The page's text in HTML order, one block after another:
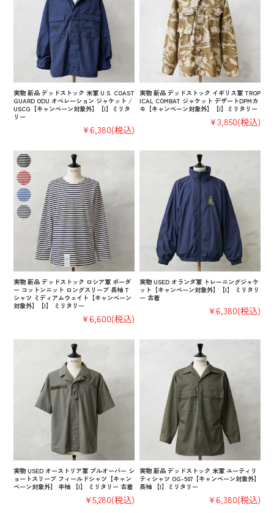
実物 新品 デッドストック 米軍 U.S. COAST
GUARD ODU オペレーション ジャケット /
USCG【キャンペーン対象外】【I】ミリタ
リー
¥6,380(税込)
実物 新品 デッドストック イギリス軍 TROP
ICAL COMBAT ジャケット デザートDPMカ
モ【キャンペーン対象外】【I】ミリタリー
¥3,850(税込)
実物 新品 デッドストック ロシア軍 ボーダ
ー コットンニット ロングスリーブ 長袖 T
シャツ ミディアムウェイト【キャンペーン
対象外】【I】 ミリタリー
¥6,600(税込)
実物 USED オランダ軍 トレーニングジャケ
ット【キャンペーン対象外】【I】 ミリタリ
ー 古着
¥6,380(税込)
実物 USED オーストリア軍 プルオーバー シ
ョートスリーブ フィールドシャツ【キャン
ペーン対象外】 半袖 【I】 ミリタリー 古着
¥5,280(税込)
実物 新品 デッドストック 米軍 ユーティリ
ティシャツ OG-507【キャンペーン対象外】
長袖 【I】ミリタリー
¥6,380(税込)